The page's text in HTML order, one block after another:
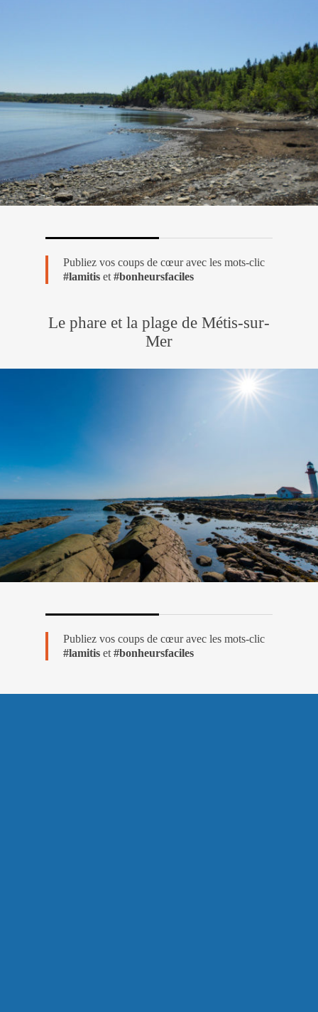
Publiez vos coups de cœur avec les mots-clic
#lamitiset#bonheursfaciles
Le phare et la plage de Métis-sur-
Mer
Publiez vos coups de cœur avec les mots-clic
#lamitiset#bonheursfaciles